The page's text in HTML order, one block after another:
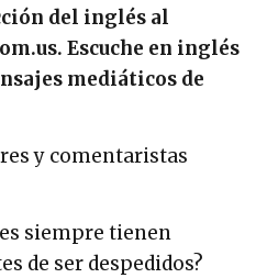
del inglés al
Escuche en inglés
mediáticos de
y comentaristas
siempre tienen
de ser despedidos?